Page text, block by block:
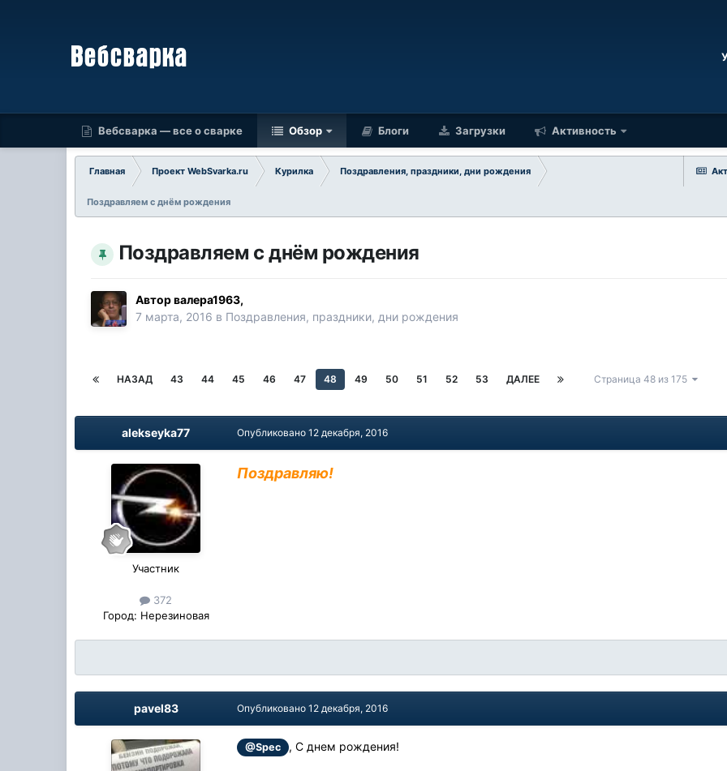
Вебсварка — все о сварке Обзор Блоги Загрузки Активность
Главная Проект WebSvarka.ru Курилка Поздравления, праздники, дни рождения
Поздравляем с днём рождения
Поздравляем с днём рождения
Авторвалера1963,
7 марта, 2016 в Поздравления, праздники, дни рождения
НАЗАД 43 44 45 46 47 48 49 50 51 52 53 ДАЛЕЕ Страница 48 из 175
alekseyka77
Участник
372
Город: Нерезиновая
Опубликовано12 декабря, 2016
Поздравляю!
pavel83 Опубликовано12 декабря, 2016
@Spec , С днем рождения!